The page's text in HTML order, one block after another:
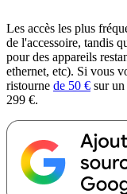
Les accès les plus
de l'accessoire, tandis
pour des appareils
ethernet, etc). Si vous
ristourne de 50 € sur
299 €.